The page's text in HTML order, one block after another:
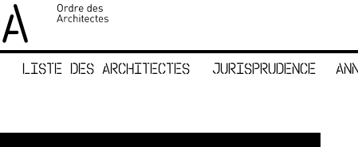
LISTE DES ARCHITECTES JURISPRUDENCE